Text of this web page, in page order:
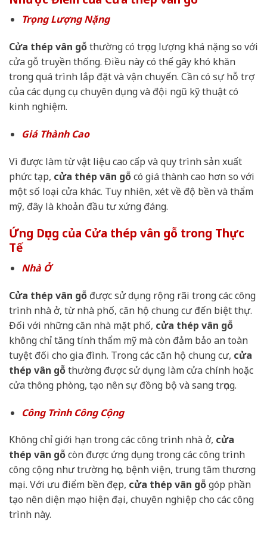
Trọng Lượng Nặng
Cửa thép vân gỗthường có trọng lượng khá nặng so với
cửa gỗ truyền thống. Điều này có thể gây khó khăn
trong quá trình lắp đặt và vận chuyển. Cần có sự hỗ trợ
của các dụng cụ chuyên dụng và đội ngũ kỹ thuật có
kinh nghiệm.
Giá Thành Cao
Vì được làm từ vật liệu cao cấp và quy trình sản xuất
phức tạp, cửa thép vân gỗcó giá thành cao hơn so với
một số loại cửa khác. Tuy nhiên, xét về độ bền và thẩm
mỹ, đây là khoản đầu tư xứng đáng.
Ứng Dụng của Cửa thép vân gỗ trong Thực
Tế
Nhà Ở
Cửa thép vân gỗ được sử dụng rộng rãi trong các công
trình nhà ở, từ nhà phố, căn hộ chung cư đến biệt thự.
Đối với những căn nhà mặt phố, cửa thép vân gỗ
không chỉ tăng tính thẩm mỹ mà còn đảm bảo an toàn
tuyệt đối cho gia đình. Trong các căn hộ chung cư, cửa
thép vân gỗthường được sử dụng làm cửa chính hoặc
cửa thông phòng, tạo nên sự đồng bộ và sang trọng.
Công Trình Công Cộng
Không chỉ giới hạn trong các công trình nhà ở, cửa
thép vân gỗcòn được ứng dụng trong các công trình
công cộng như trường học, bệnh viện, trung tâm thương
mại. Với ưu điểm bền đẹp, cửa thép vân gỗgóp phần
tạo nên diện mạo hiện đại, chuyên nghiệp cho các công
trình này.